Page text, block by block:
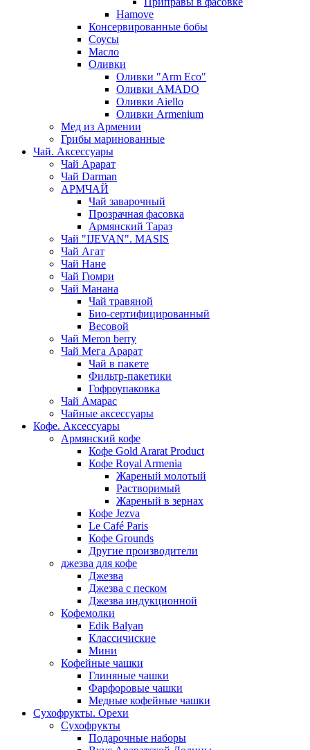
Hamove
Консервированные бобы
Соусы
Масло
Оливки
Оливки "Arm Eco"
Оливки AMADO
Оливки Aiello
Оливки Armenium
Мед из Армении
Грибы маринованные
Чай. Аксессуары
Чай Арарат
Чай Darman
АРМЧАЙ
Чай заварочный
Прозрачная фасовка
Армянский Тараз
Чай "IJEVAN". MASIS
Чай Агат
Чай Нане
Чай Гюмри
Чай Манана
Чай травяной
Био-сертифицированный
Весовой
Чай Meron berry
Чай Мега Арарат
Чай в пакете
Фильтр-пакетики
Гофроупаковка
Чай Амарас
Чайные аксессуары
Кофе. Аксессуары
Армянский кофе
Кофе Gold Ararat Product
Кофе Royal Armenia
Жареный молотый
Растворимый
Жареный в зернах
Кофе Jezva
Le Café Paris
Кофе Grounds
Другие производители
джезва для кофе
Джезва
Джезва с песком
Джезва индукционной
Кофемолки
Edik Balyan
Классичиские
Мини
Кофейные чашки
Глиняные чашки
Фарфоровые чашки
Медные кофейные чашки
Сухофрукты. Орехи
Сухофрукты
Подарочные наборы